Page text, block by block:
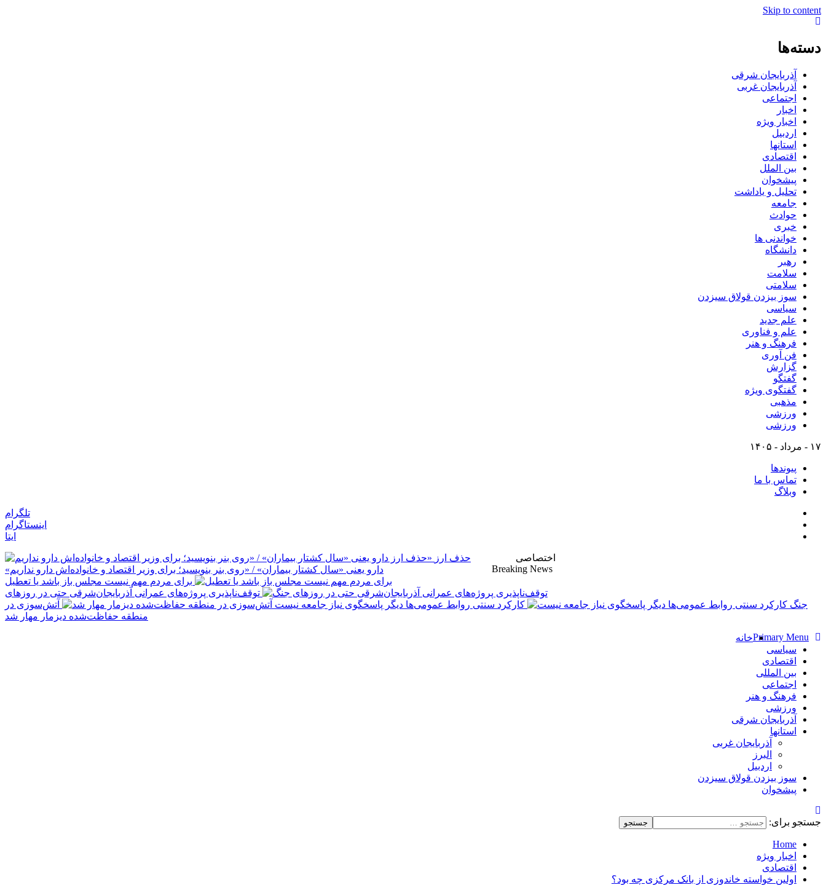
Skip to content
دسته‌ها
آذربایجان شرقی
آذربایجان غربی
اجتماعی
اخبار
اخبار ویژه
اردبیل
استانها
اقتصادی
بین الملل
پیشخوان
تحلیل و یاداشت
جامعه
حوادث
خبری
خواندنی ها
دانشگاه
رهبر
سلامت
سلامتی
سوز بیزدن قولاق سیزدن
سیاسی
علم جدید
علم و فناوری
فرهنگ و هنر
فن آوری
گزارش
گفتگو
گفتگوی ویژه
مذهبی
ورزشی
ورزشی
۱۷ - مرداد - ۱۴۰۵
پیوندها
تماس با ما
وبلاگ
تلگرام
اینستاگرام
ایتا
اختصاصی
Breaking News
حذف ارز
دارو یعنی «سال کشتار بیماران» / «روی بنر بنویسید؛ برای وزیر اقتصاد و خانواده‌اش دارو نداریم»
برای مردم مهم نیست مجلس باز باشد یا تعطیل
توقف‌ناپذیری پروژه‌های عمرانی آذربایجان‌شرقی حتی در روزهای
جنگ
کارکرد سنتی روابط عمومی‌ها دیگر پاسخگوی نیاز جامعه نیست
آتش‌سوزی در
منطقه حفاظت‌شده دیزمار مهار شد
Primary Menuخانه
سیاسی
اقتصادی
بین المللی
اجتماعی
فرهنگ و هنر
ورزشی
آذربایجان شرقی
استانها
آذربایجان غربی
البرز
اردبیل
سوز بیزدن قولاق سیزدن
پیشخوان
جستجو برای:
Home
اخبار ویژه
اقتصادی
اولین خواسته خاندوزی از بانک مرکزی چه بود؟